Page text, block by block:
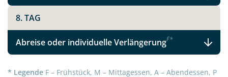
8. TAG
Abreise oder individuelle VerlängerungF*
* Legende F – Frühstück, M – Mittagessen, A – Abendessen, P